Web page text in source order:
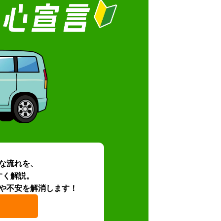
流れを、
解説。
不安を解消します！